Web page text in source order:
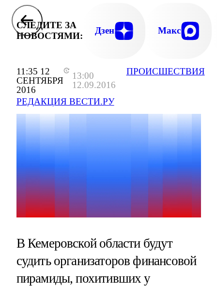
11:35 12
СЕНТЯБРЯ
2016
13:00
12.09.2016
РЕДАКЦИЯ ВЕСТИ.РУ
ПРОИСШЕСТВИЯ
СЛЕДИТЕ ЗА
НОВОСТЯМИ:
Дзен Макс
В Кемеровской области будут
судить организаторов финансовой
пирамиды, похитивших у